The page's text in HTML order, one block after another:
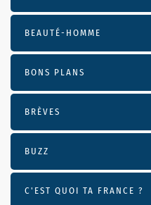
BEAUTÉ-HOMME
BONS PLANS
BRÈVES
BUZZ
C'EST QUOI TA FRANCE ?